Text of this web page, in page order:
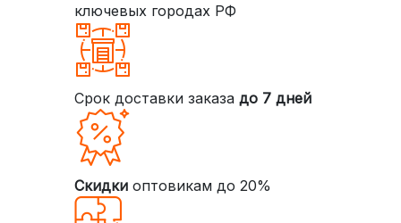
ключевых городах РФ
Срок доставки заказа до 7 дней
Скидкиоптовикам до 20%